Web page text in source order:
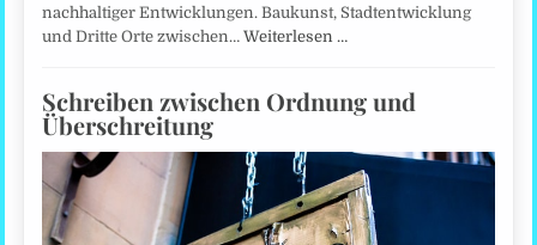
nachhaltiger Entwicklungen. Baukunst, Stadtentwicklung
und Dritte Orte zwischen…Weiterlesen …
Schreiben zwischen Ordnung und
Überschreitung